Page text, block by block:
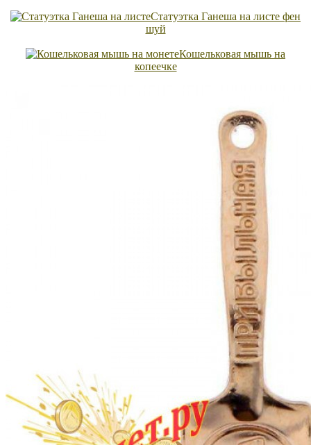
Статуэтка Ганеша на листе фен
шуй
Кошельковая мышь на
копеечке